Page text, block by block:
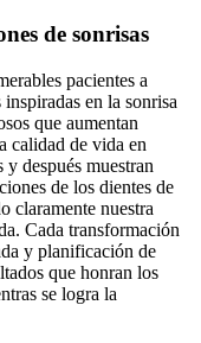
de sonrisas
pacientes a
en la sonrisa
que aumentan
calidad de vida en
y después muestran
de los dientes de
claramente nuestra
Cada transformación
y planificación de
que honran los
se logra la